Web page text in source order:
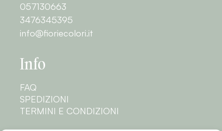
057130663
3476345395
info@fioriecolori.it
Info
FAQ
SPEDIZIONI
TERMINI E CONDIZIONI